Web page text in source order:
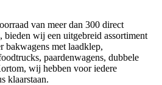
van meer dan 300 direct
bieden wij een uitgebreid assortiment
bakwagens met laadklep,
paardenwagens, dubbele
wij hebben voor iedere
klaarstaan.